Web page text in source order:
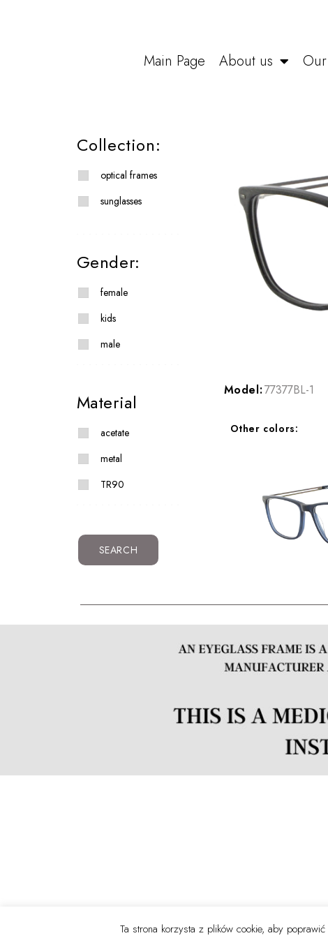
Main Page About us
Collection:
optical frames
sunglasses
Gender:
female
kids
male
Material
acetate
metal
TR90
SEARCH
Model:77377BL-1
Other colors:
Ta strona korzysta z plików cookie, aby